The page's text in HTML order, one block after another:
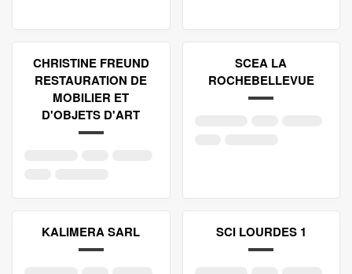
CHRISTINE FREUND
RESTAURATION DE
MOBILIER ET
D'OBJETS D'ART
SCEA LA
ROCHEBELLEVUE
KALIMERA SARL SCI LOURDES 1